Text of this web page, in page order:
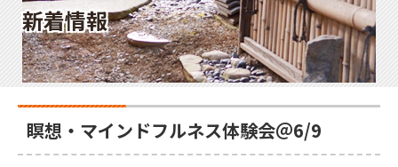
新着情報
瞑想・マインドフルネス体験会＠6/9